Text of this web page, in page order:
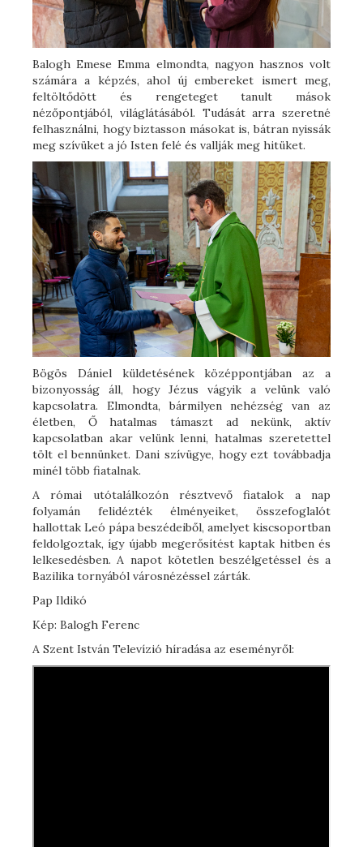
Balogh Emese Emma elmondta, nagyon hasznos volt
számára a képzés, ahol új embereket ismert meg,
feltöltődött és rengeteget tanult mások
nézőpontjából, világlátásából. Tudását arra szeretné
felhasználni, hogy biztasson másokat is, bátran nyissák
meg szívüket a jó Isten felé és vallják meg hitüket.
Bögös Dániel küldetésének középpontjában az a
bizonyosság áll, hogy Jézus vágyik a velünk való
kapcsolatra. Elmondta, bármilyen nehézség van az
életben, Ő hatalmas támaszt ad nekünk, aktív
kapcsolatban akar velünk lenni, hatalmas szeretettel
tölt el bennünket. Dani szívügye, hogy ezt továbbadja
minél több fiatalnak.
A római utótalálkozón résztvevő fiatalok a nap
folyamán felidézték élményeiket, összefoglalót
hallottak Leó pápa beszédeiből, amelyet kiscsoportban
feldolgoztak, így újabb megerősítést kaptak hitben és
lelkesedésben. A napot kötetlen beszélgetéssel és a
Bazilika tornyából városnézéssel zárták.
Pap Ildikó
Kép: Balogh Ferenc
A Szent István Televízió híradása az eseményről: